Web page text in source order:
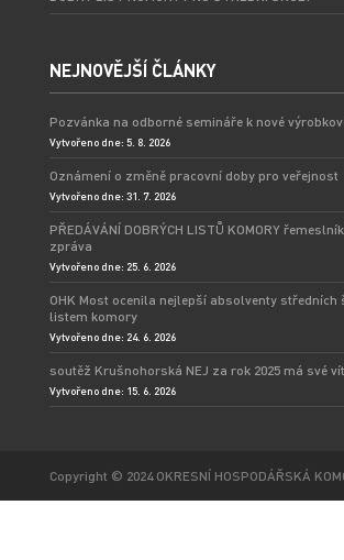
NEJNOVĚJŠÍ ČLÁNKY
Pozvánka na odborné semináře k nové
Vytvořeno dne: 5. 8. 2026
Oznámení o změně pracovní doby pro veřejnost
Vytvořeno dne: 31. 7. 2026
PŘEDÁVÁNÍ DOBRÝCH LISTŮ KOMORY
zpráva
Vytvořeno dne: 25. 6. 2026
OHK Most ocenila nejlepší absolventy středních
listem komory
Vytvořeno dne: 24. 6. 2026
soutěž Krušnohorská NEJ za rok 2025 má své
Vytvořeno dne: 15. 6. 2026
Copyright © 2024 OKRESNÍ HOSPODÁŘSKÁ